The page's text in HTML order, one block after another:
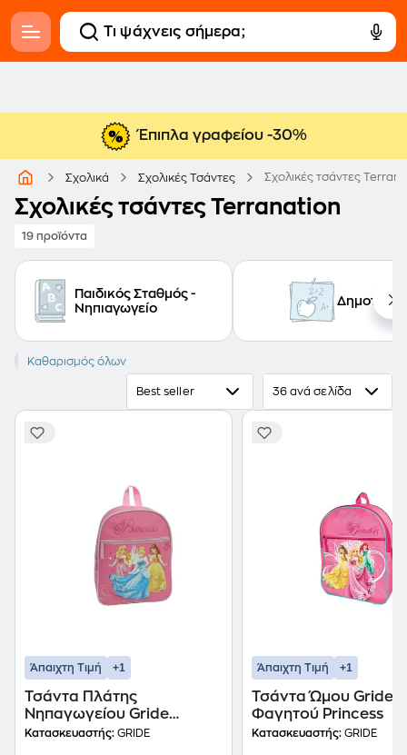
Έπιπλα γραφείου -30%
Σχολικά Σχολικές Τσάντες Σχολικές τσάντες
Σχολικές τσάντες Terranation
19 προϊόντα
Παιδικός Σταθμός -
Νηπιαγωγείο
Δημοτικό
TERRANATION
Καθαρισμός όλων
Best seller 36 ανά σελίδα
Άπαιχτη Τιμή +1
Τσάντα Πλάτης
Νηπαγωγείου Gride
Princess Με 1 Θήκη
Κατασκευαστής: GRIDE
Άπαιχτη Τιμή +1
Τσάντα Ώμου Gride
Φαγητού Princess
Κατασκευαστής: GRIDE